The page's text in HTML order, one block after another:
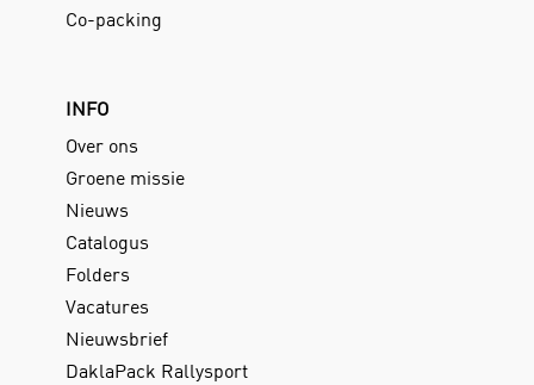
Co-packing
INFO
Over ons
Groene missie
Nieuws
Catalogus
Folders
Vacatures
Nieuwsbrief
DaklaPack Rallysport